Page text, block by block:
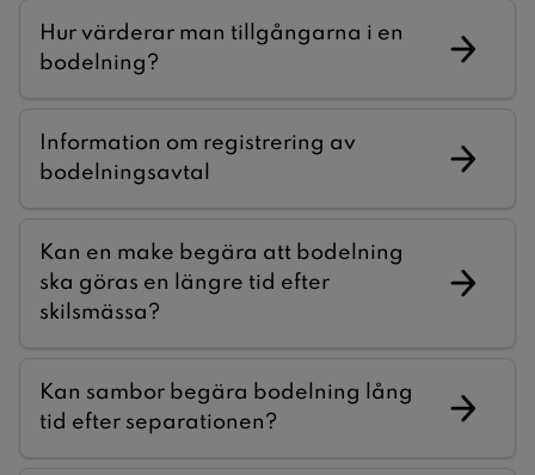
Hur värderar man tillgångarna i en
bodelning?
Information om registrering av
bodelningsavtal
Kan en make begära att bodelning
ska göras en längre tid efter
skilsmässa?
Kan sambor begära bodelning lång
tid efter separationen?